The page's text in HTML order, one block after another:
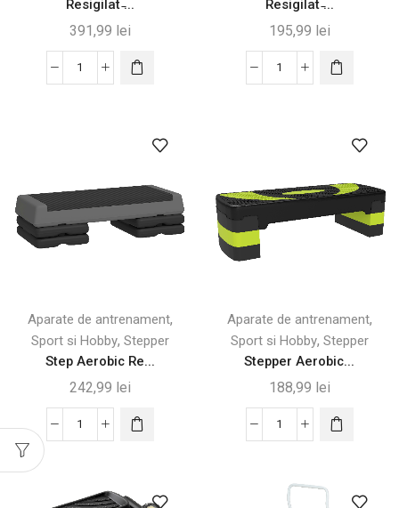
Resigilat ̵...
391,99 lei
Cantitate
Mânere
Reglabile
și
Monitor
-
Desigilat
Resigilat ̵...
195,99 lei
Cantitate
Ghidon
&
Acasă
-
Desigilat
Aparate de antrenament,
Sport si Hobby, Stepper
Step Aerobic Re...
242,99 lei
Cantitate
Reglabil
Aparate de antrenament,
Sport si Hobby, Stepper
Stepper Aerobic...
188,99 lei
Cantitate
Reglabil